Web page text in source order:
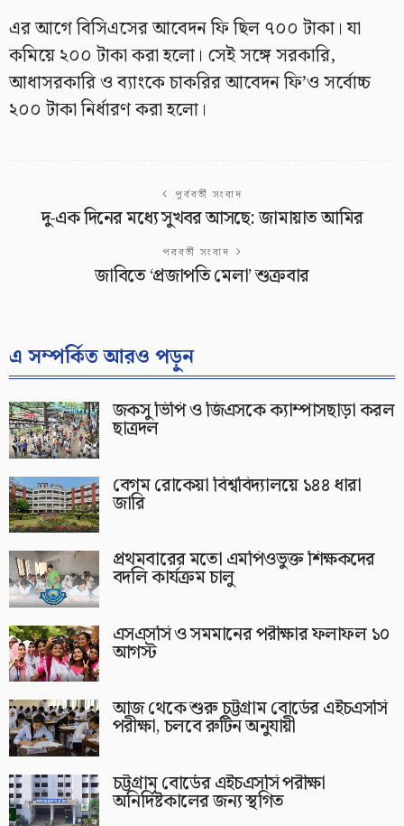
এর আগে বিসিএসের আবেদন ফি ছিল ৭০০ টাকা। যা
কমিয়ে ২০০ টাকা করা হলো। সেই সঙ্গে সরকারি,
আধাসরকারি ও ব্যাংকে চাকরির আবেদন ফি’ও সর্বোচ্চ
২০০ টাকা নির্ধারণ করা হলো।
পূর্ববর্তী সংবাদ
দু-এক দিনের মধ্যে সুখবর আসছে: জামায়াত আমির
পরবর্তী সংবাদ
জাবিতে ‘প্রজাপতি মেলা’ শুক্রবার
এ সম্পর্কিত আরও পড়ুন
জকসু ভিপি ও জিএসকে ক্যাম্পাসছাড়া করল
ছাত্রদল
বেগম রোকেয়া বিশ্ববিদ্যালয়ে ১৪৪ ধারা
জারি
প্রথমবারের মতো এমপিওভুক্ত শিক্ষকদের
বদলি কার্যক্রম চালু
এসএসসি ও সমমানের পরীক্ষার ফলাফল ১০
আগস্ট
আজ থেকে শুরু চট্টগ্রাম বোর্ডের এইচএসসি
পরীক্ষা, চলবে রুটিন অনুযায়ী
চট্টগ্রাম বোর্ডের এইচএসসি পরীক্ষা
অনির্দিষ্টকালের জন্য স্থগিত